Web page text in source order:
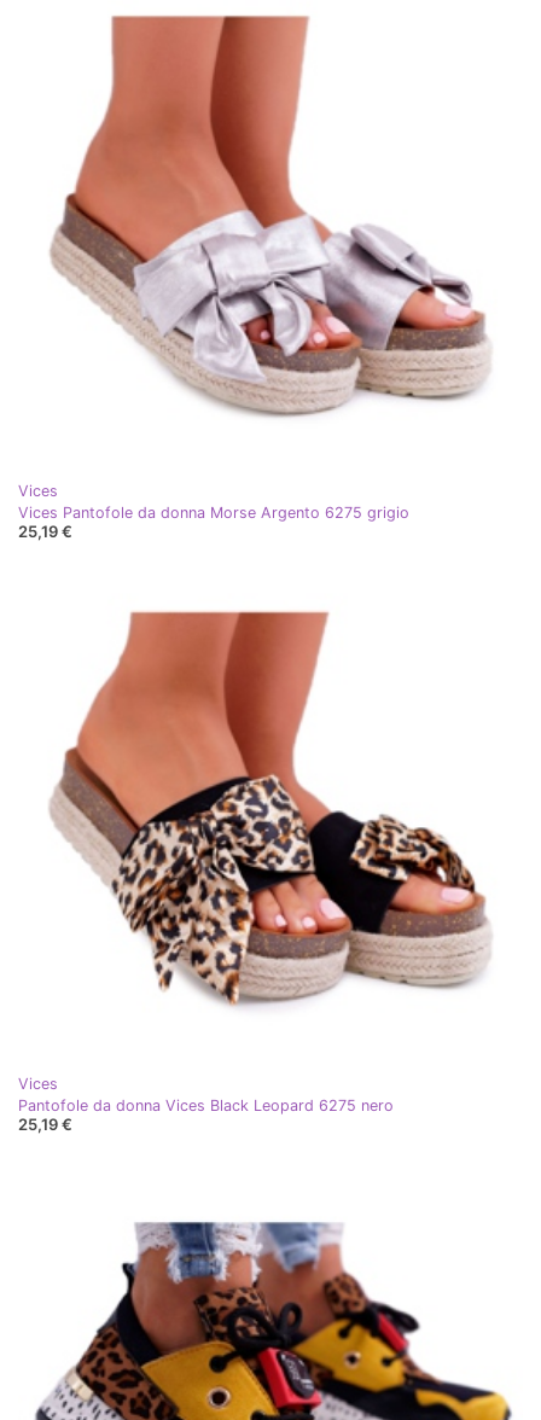
Vices
Vices Pantofole da donna Morse Argento 6275 grigio
25,19 €
Vices
Pantofole da donna Vices Black Leopard 6275 nero
25,19 €